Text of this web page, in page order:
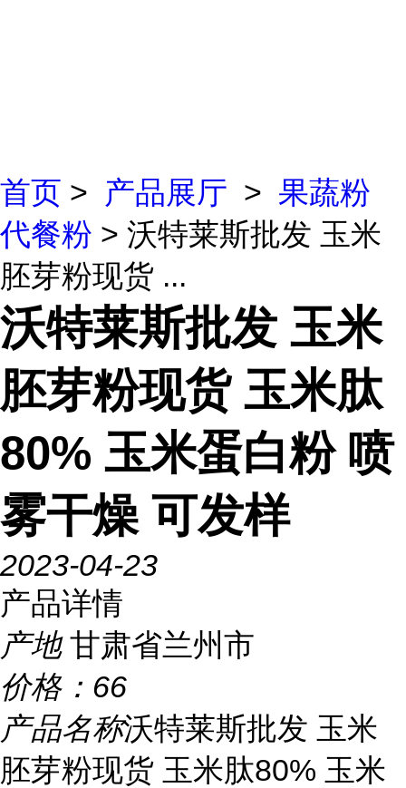
首页 > 产品展厅 > 果蔬粉
代餐粉 > 沃特莱斯批发 玉米
胚芽粉现货 ...
沃特莱斯批发 玉米
胚芽粉现货 玉米肽
80% 玉米蛋白粉 喷
雾干燥 可发样
2023-04-23
产品详情
产地 甘肃省兰州市
价格： 66
产品名称沃特莱斯批发 玉米
胚芽粉现货 玉米肽80% 玉米